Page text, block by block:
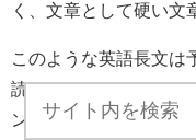
く、文章として硬い文
このような英語長文は
読みづらいものです。
ンガメタリカです。リ